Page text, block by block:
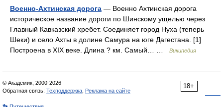
Военно-Ахтинская дорога — Военно Ахтинская дорога
историческое название дороги по Шинскому ущелью через
Главный Кавказский хребет. Соединяет город Нуха (теперь
Шеки) и село Ахты в долине Самура на юге Дагестана. [1]
Построена в XIX веке. Длина ? км. Самый… …
Википедия
18+
© Академик, 2000-2026
Обратная связь: Техподдержка Реклама на сайте